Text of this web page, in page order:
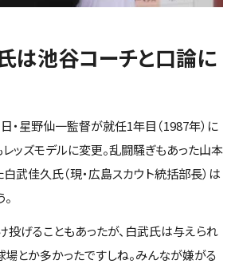
は池谷コーチと口論に
・星野仙一監督が就任1年目（1987年）に
ッズモデルに変更。乱闘騒ぎもあった山本
武佳久氏（現・広島スカウト統括部長）は
げることもあったが、白武氏は与えられ
場とか多かったですしね。みんなが嫌がる